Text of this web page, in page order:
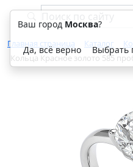
Главная страница Каталог
Кольца Красное золото 585
Ваш город Москва?
Да, всё верно Выбрать